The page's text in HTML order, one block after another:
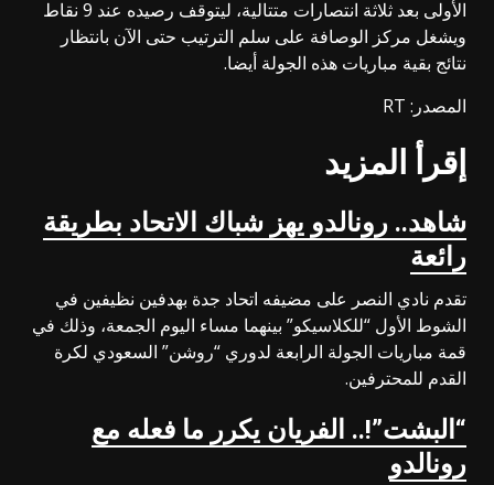
الأولى بعد ثلاثة انتصارات متتالية، ليتوقف رصيده عند 9 نقاط
ويشغل مركز الوصافة على سلم الترتيب حتى الآن بانتظار
نتائج بقية مباريات هذه الجولة أيضا.
المصدر: RT
إقرأ المزيد
شاهد.. رونالدو يهز شباك الاتحاد بطريقة
رائعة
تقدم نادي النصر على مضيفه اتحاد جدة بهدفين نظيفين في
الشوط الأول “للكلاسيكو” بينهما مساء اليوم الجمعة، وذلك في
قمة مباريات الجولة الرابعة لدوري “روشن” السعودي لكرة
القدم للمحترفين.
“البشت”!.. الفريان يكرر ما فعله مع
رونالدو